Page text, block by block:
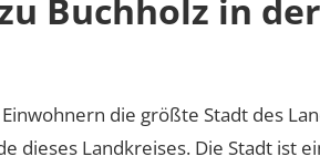
Buchholz in der
die größte Stadt des
dieses Landkreises. Die Stadt ist